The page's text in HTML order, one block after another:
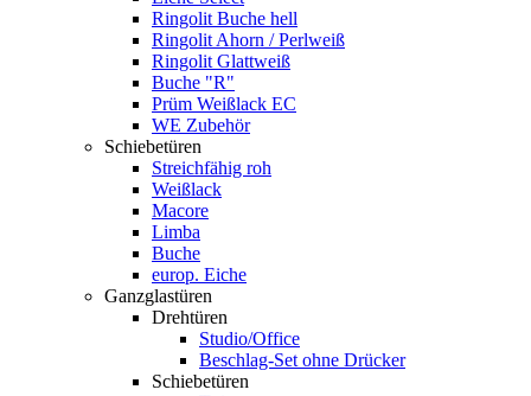
Ringolit Buche hell
Ringolit Ahorn / Perlweiß
Ringolit Glattweiß
Buche "R"
Prüm Weißlack EC
WE Zubehör
Schiebetüren
Streichfähig roh
Weißlack
Macore
Limba
Buche
europ. Eiche
Ganzglastüren
Drehtüren
Studio/Office
Beschlag-Set ohne Drücker
Schiebetüren